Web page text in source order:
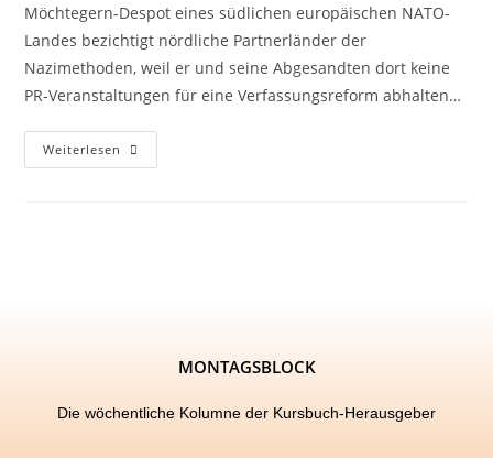
Möchtegern-Despot eines südlichen europäischen NATO-
Landes bezichtigt nördliche Partnerländer der
Nazimethoden, weil er und seine Abgesandten dort keine
PR-Veranstaltungen für eine Verfassungsreform abhalten…
Weiterlesen
MONTAGSBLOCK
Die wöchentliche Kolumne der Kursbuch-Herausgeber